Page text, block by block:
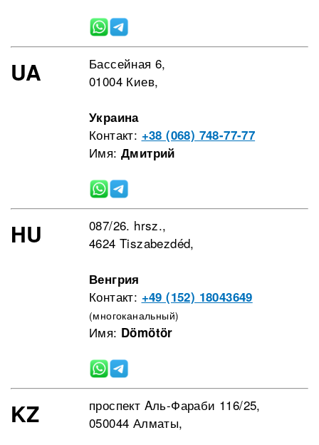
UA
Бассейная 6,
01004 Киев,
Украина
Контакт: +38 (068) 748-77-77
Имя: Дмитрий
HU
087/26. hrsz.,
4624 Tiszabezdéd,
Венгрия
Контакт: +49 (152) 18043649
(многоканальный)
Имя: Dömötör
KZ
проспект Aль-Фараби 116/25,
050044 Алматы,